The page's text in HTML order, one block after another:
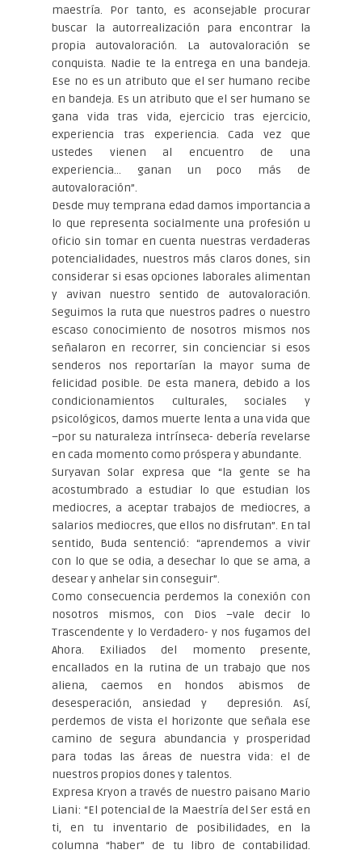
maestría. Por tanto, es aconsejable procurar
buscar la autorrealización para encontrar la
propia autovaloración. La autovaloración se
conquista. Nadie te la entrega en una bandeja.
Ese no es un atributo que el ser humano recibe
en bandeja. Es un atributo que el ser humano se
gana vida tras vida, ejercicio tras ejercicio,
experiencia tras experiencia. Cada vez que
ustedes vienen al encuentro de una
experiencia… ganan un poco más de
autovaloración”.
Desde muy temprana edad damos importancia a
lo que representa socialmente una profesión u
oficio sin tomar en cuenta nuestras verdaderas
potencialidades, nuestros más claros dones, sin
considerar si esas opciones laborales alimentan
y avivan nuestro sentido de autovaloración.
Seguimos la ruta que nuestros padres o nuestro
escaso conocimiento de nosotros mismos nos
señalaron en recorrer, sin concienciar si esos
senderos nos reportarían la mayor suma de
felicidad posible. De esta manera, debido a los
condicionamientos culturales, sociales y
psicológicos, damos muerte lenta a una vida que
–por su naturaleza intrínseca- debería revelarse
en cada momento como próspera y abundante.
Suryavan Solar expresa que “la gente se ha
acostumbrado a estudiar lo que estudian los
mediocres, a aceptar trabajos de mediocres, a
salarios mediocres, que ellos no disfrutan”. En tal
sentido, Buda sentenció: “aprendemos a vivir
con lo que se odia, a desechar lo que se ama, a
desear y anhelar sin conseguir”.
Como consecuencia perdemos la conexión con
nosotros mismos, con Dios –vale decir lo
Trascendente y lo Verdadero- y nos fugamos del
Ahora. Exiliados del momento presente,
encallados en la rutina de un trabajo que nos
aliena, caemos en hondos abismos de
desesperación, ansiedad y depresión. Así,
perdemos de vista el horizonte que señala ese
camino de segura abundancia y prosperidad
para todas las áreas de nuestra vida: el de
nuestros propios dones y talentos.
Expresa Kryon a través de nuestro paisano Mario
Liani: “El potencial de la Maestría del Ser está en
ti, en tu inventario de posibilidades, en la
columna “haber” de tu libro de contabilidad.